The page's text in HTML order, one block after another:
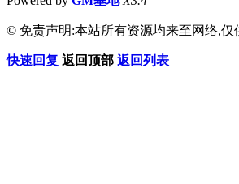
© 免责声明:本站所有资源均来至网络,
快速回复 返回顶部 返回列表